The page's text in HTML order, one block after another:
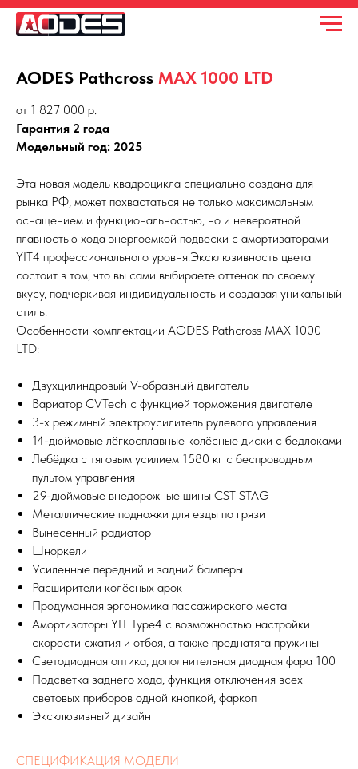
AODES Pathcross MAX 1000 LTD
от 1 827 000 р.
Гарантия 2 года
Модельный год: 2025
Эта новая модель квадроцикла специально создана для
рынка РФ, может похвастаться не только максимальным
оснащением и функциональностью, но и невероятной
плавностью хода энергоемкой подвески с амортизаторами
YIT4 профессионального уровня.Эксклюзивность цвета
состоит в том, что вы сами выбираете оттенок по своему
вкусу, подчеркивая индивидуальность и создавая уникальный
стиль.
Особенности комплектации AODES Pathcross MAX 1000
LTD:
Двухцилиндровый V-образный двигатель
Вариатор CVTech с функцией торможения двигателе
3-х режимный электроусилитель рулевого управления
14-дюймовые лёгкосплавные колёсные диски с бедлоками
Лебёдка с тяговым усилием 1580 кг с беспроводным
пультом управления
29-дюймовые внедорожные шины CST STAG
Металлические подножки для езды по грязи
Вынесенный радиатор
Шноркели
Усиленные передний и задний бамперы
Расширители колёсных арок
Продуманная эргономика пассажирского места
Амортизаторы YIT Type4 с возможностью настройки
скорости сжатия и отбоя, а также преднатяга пружины
Светодиодная оптика, дополнительная диодная фара 100
Подсветка заднего хода, функция отключения всех
световых приборов одной кнопкой, фаркоп
Эксклюзивный дизайн
СПЕЦИФИКАЦИЯ МОДЕЛИ